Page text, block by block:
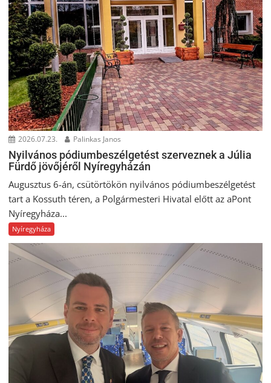
2026.07.23. Palinkas Janos
Nyilvános pódiumbeszélgetést szerveznek a Júlia
Fürdő jövőjéről Nyíregyházán
Augusztus 6-án, csütörtökön nyilvános pódiumbeszélgetést
tart a Kossuth téren, a Polgármesteri Hivatal előtt az aPont
Nyíregyháza...
Nyíregyháza